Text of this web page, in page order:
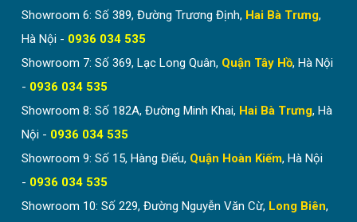
Showroom 6: Số 389, Đường Trương Định, Hai Bà Trưng,
Hà Nội - 0936 034 535
Showroom 7: Số 369, Lạc Long Quân, Quận Tây Hồ, Hà Nội
- 0936 034 535
Showroom 8: Số 182A, Đường Minh Khai, Hai Bà Trưng, Hà
Nội - 0936 034 535
Showroom 9: Số 15, Hàng Điếu, Quận Hoàn Kiếm, Hà Nội
- 0936 034 535
Showroom 10: Số 229, Đường Nguyễn Văn Cừ, Long Biên,